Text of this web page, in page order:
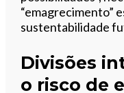
“emagrecimento”
sustentabilidade
Divisões
o risco de